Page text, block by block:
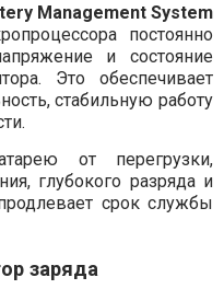
Management System
постоянно
и состояние
Это обеспечивает
стабильную работу
от перегрузки,
глубокого разряда и
срок службы
заряда